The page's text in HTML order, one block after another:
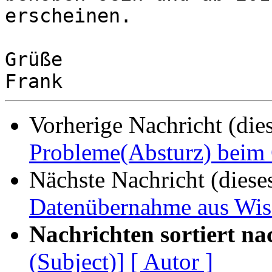
erscheinen.
Grüße
Vorherige Nachricht
Probleme(Absturz)
Nächste Nachricht
Datenübernahme aus
Nachrichten sortiert
(Subject)] [ Autor ]